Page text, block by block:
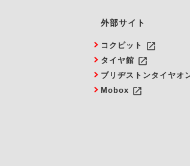
外部サイト
コクピット launch
タイヤ館 launch
ブリヂストンタイヤオ
Mobox launch